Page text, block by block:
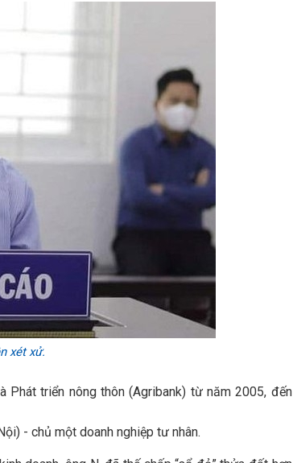
xét xử.
Phát triển nông thôn (Agribank) từ năm 2005, đến
- chủ một doanh nghiệp tư nhân.